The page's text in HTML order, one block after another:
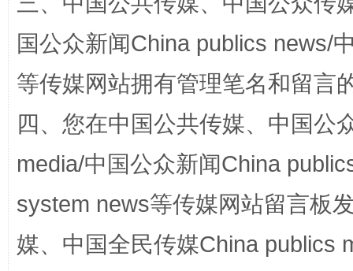
招工难、用工荒背后
网上购药对药下症？
国公众新闻China publics news/
等传媒网站拥有管理笔名和留言
四、您在中国公共传媒、中国公
media/中国公众新闻China
system news等传媒网站留言板
媒、中国全民传媒China publics